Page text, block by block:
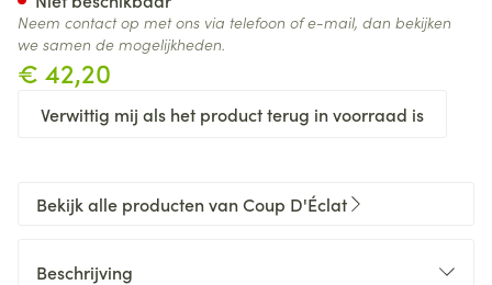
€ 42,20
Verwittig mij als het product terug in voorraad is
Neem contact op met ons via telefoon of e-mail, dan bekijken
we samen de mogelijkheden.
Bekijk alle producten van Coup D'Éclat
Beschrijving